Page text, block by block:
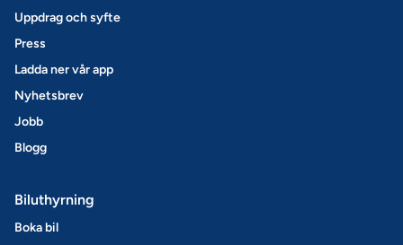
Uppdrag och syfte
Press
Ladda ner vår app
Nyhetsbrev
Jobb
Blogg
Biluthyrning
Boka bil